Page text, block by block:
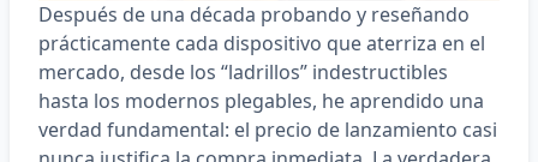
Después de una década probando y reseñando
prácticamente cada dispositivo que aterriza en el
mercado, desde los “ladrillos” indestructibles
hasta los modernos plegables, he aprendido una
verdad fundamental: el precio de lanzamiento casi